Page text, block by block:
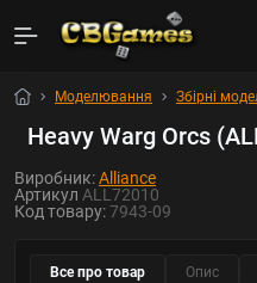
Моделювання Збірні
Heavy Warg Orcs
Виробник:Alliance
Артикул ALL72010
Код товару:7943-09
Все про товар Опис